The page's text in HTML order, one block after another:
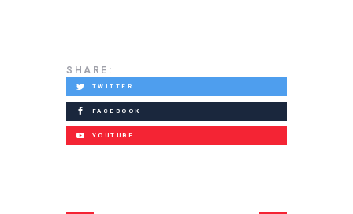
SHARE:
TWITTER
FACEBOOK
YOUTUBE